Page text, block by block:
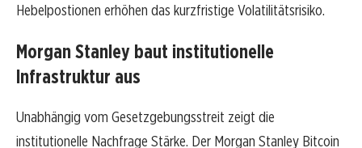
Hebelpostionen erhöhen das kurzfristige Volatilitätsrisiko.
Morgan Stanley baut institutionelle
Infrastruktur aus
Unabhängig vom Gesetzgebungsstreit zeigt die
institutionelle Nachfrage Stärke. Der Morgan Stanley Bitcoin